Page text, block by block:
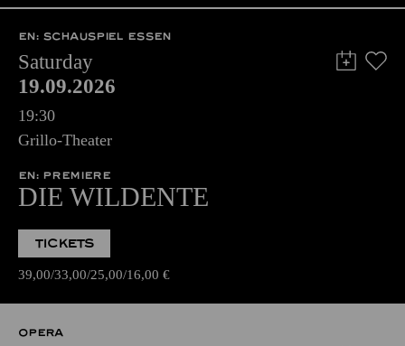
EN: SCHAUSPIEL ESSEN
Saturday
19.09.2026
19:30
Grillo-Theater
EN: PREMIERE
DIE WILDENTE
TICKETS
39,00 33,00 25,00 16,00 €
OPERA